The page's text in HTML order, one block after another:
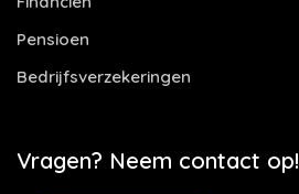
Pensioen
Bedrijfsverzekeringen
Vragen? Neem contact op!